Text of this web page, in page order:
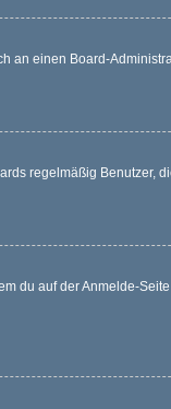
an einen Board-
regelmäßig Benutzer,
du auf der Anmelde-